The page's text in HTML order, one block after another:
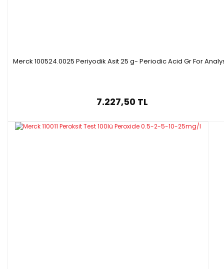
Merck 100524.0025 Periyodik Asit 25 g- Periodic Acid Gr For
7.227,50 TL